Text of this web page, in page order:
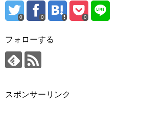
0 0 0
フォローする
スポンサーリンク